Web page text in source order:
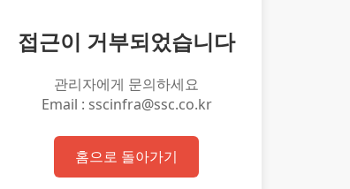
접근이 거부되었습니다
관리자에게 문의하세요
Email : sscinfra@ssc.co.kr
홈으로 돌아가기